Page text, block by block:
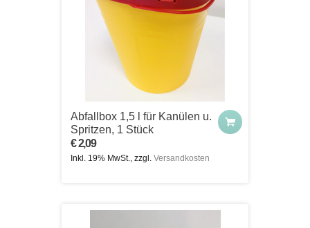
Abfallbox 1,5 l für Kanülen u.
Spritzen, 1 Stück
€ 2,09
Inkl. 19% MwSt., zzgl. Versandkosten